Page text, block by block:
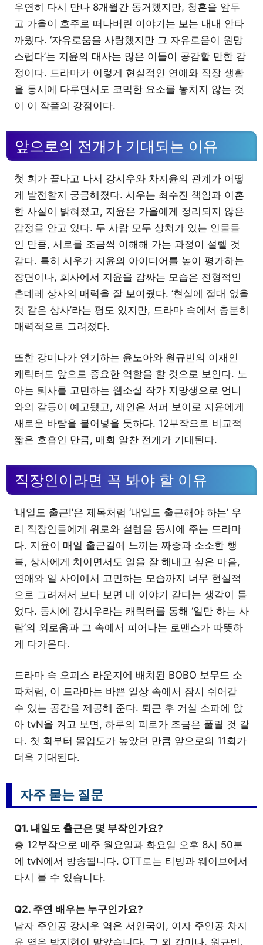
우연히 다시 만나 8개월간 동거했지만, 청혼을 앞두
고 가을이 호주로 떠나버린 이야기는 보는 내내 안타
까웠다. ‘자유로움을 사랑했지만 그 자유로움이 원망
스럽다’는 지윤의 대사는 많은 이들이 공감할 만한 감
정이다. 드라마가 이렇게 현실적인 연애와 직장 생활
을 동시에 다루면서도 코믹한 요소를 놓치지 않는 것
이 이 작품의 강점이다.
앞으로의 전개가 기대되는 이유
첫 회가 끝나고 나서 강시우와 차지윤의 관계가 어떻
게 발전할지 궁금해졌다. 시우는 최수진 책임과 이혼
한 사실이 밝혀졌고, 지윤은 가을에게 정리되지 않은
감정을 안고 있다. 두 사람 모두 상처가 있는 인물들
인 만큼, 서로를 조금씩 이해해 가는 과정이 설렐 것
같다. 특히 시우가 지윤의 아이디어를 높이 평가하는
장면이나, 회사에서 지윤을 감싸는 모습은 전형적인
츤데레 상사의 매력을 잘 보여줬다. ‘현실에 절대 없을
것 같은 상사’라는 평도 있지만, 드라마 속에서 충분히
매력적으로 그려졌다.
또한 강미나가 연기하는 윤노아와 원규빈의 이재인
캐릭터도 앞으로 중요한 역할을 할 것으로 보인다. 노
아는 퇴사를 고민하는 웹소설 작가 지망생으로 언니
와의 갈등이 예고됐고, 재인은 서퍼 보이로 지윤에게
새로운 바람을 불어넣을 듯하다. 12부작으로 비교적
짧은 호흡인 만큼, 매회 알찬 전개가 기대된다.
직장인이라면 꼭 봐야 할 이유
‘내일도 출근!’은 제목처럼 ‘내일도 출근해야 하는’ 우
리 직장인들에게 위로와 설렘을 동시에 주는 드라마
다. 지윤이 매일 출근길에 느끼는 짜증과 소소한 행
복, 상사에게 치이면서도 일을 잘 해내고 싶은 마음,
연애와 일 사이에서 고민하는 모습까지 너무 현실적
으로 그려져서 보다 보면 내 이야기 같다는 생각이 들
었다. 동시에 강시우라는 캐릭터를 통해 ‘일만 하는 사
람’의 외로움과 그 속에서 피어나는 로맨스가 따뜻하
게 다가온다.
드라마 속 오피스 라운지에 배치된 BOBO 보무드 소
파처럼, 이 드라마는 바쁜 일상 속에서 잠시 쉬어갈
수 있는 공간을 제공해 준다. 퇴근 후 거실 소파에 앉
아 tvN을 켜고 보면, 하루의 피로가 조금은 풀릴 것 같
다. 첫 회부터 몰입도가 높았던 만큼 앞으로의 11회가
더욱 기대된다.
자주 묻는 질문
Q1. 내일도 출근은 몇 부작인가요?
총 12부작으로 매주 월요일과 화요일 오후 8시 50분
에 tvN에서 방송됩니다. OTT로는 티빙과 웨이브에서
다시 볼 수 있습니다.
Q2. 주연 배우는 누구인가요?
남자 주인공 강시우 역은 서인국이, 여자 주인공 차지
윤 역은 박지현이 맡았습니다. 그 외 강미나, 원규빈,